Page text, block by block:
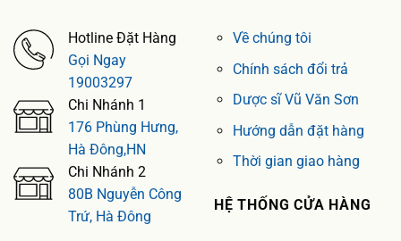
Hotline Đặt Hàng
Gọi Ngay
19003297
Chi Nhánh 1
176 Phùng Hưng,
Hà Đông,HN
Chi Nhánh 2
80B Nguyễn Công
Trứ, Hà Đông
Về chúng tôi
Chính sách đổi trả
Dược sĩ Vũ Văn Sơn
Hướng dẫn đặt hàng
Thời gian giao hàng
HỆ THỐNG CỬA HÀNG